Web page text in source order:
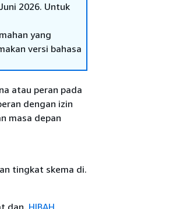
2026. Untuk
yang
versi bahasa
atau peran pada
dengan izin
masa depan
tingkat skema di.
dan. HIBAH